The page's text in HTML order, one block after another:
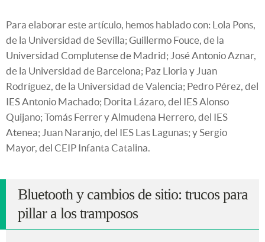
Para elaborar este artículo, hemos hablado con: Lola Pons,
de la Universidad de Sevilla; Guillermo Fouce, de la
Universidad Complutense de Madrid; José Antonio Aznar,
de la Universidad de Barcelona; Paz Lloria y Juan
Rodríguez, de la Universidad de Valencia; Pedro Pérez, del
IES Antonio Machado; Dorita Lázaro, del IES Alonso
Quijano; Tomás Ferrer y Almudena Herrero, del IES
Atenea; Juan Naranjo, del IES Las Lagunas; y Sergio
Mayor, del CEIP Infanta Catalina.
Bluetooth y cambios de sitio: trucos para
pillar a los tramposos